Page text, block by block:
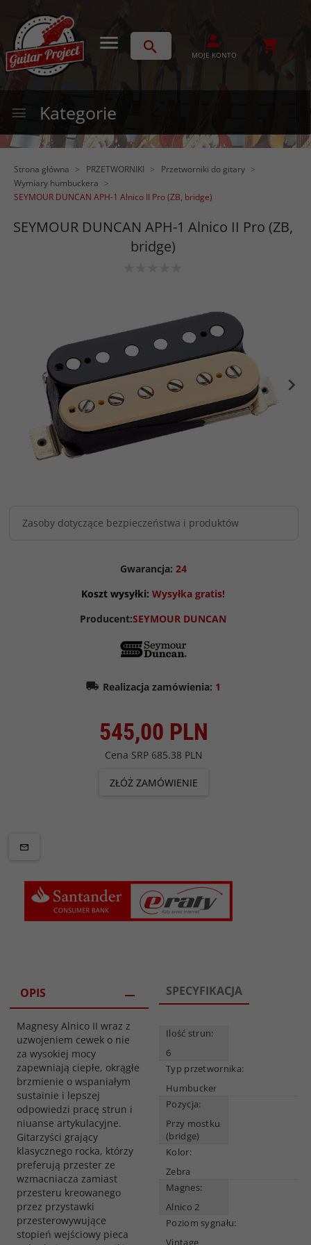
MOJE KONTO
Kategorie
Strona główna PRZETWORNIKI
Przetworniki do gitary
Wymiary humbuckera
SEYMOUR DUNCAN APH-1 Alnico II Pro (ZB, bridge)
SEYMOUR DUNCAN APH-1 Alnico II Pro (ZB,
bridge)
Zasoby dotyczące bezpieczeństwa i produktów
Gwarancja: 24
Koszt wysyłki: Wysyłka gratis!
Producent:SEYMOUR DUNCAN
Realizacja zamówienia: 1
545,00 PLN
Cena SRP 685.38 PLN
ZŁÓŻ ZAMÓWIENIE
OPIS
Magnesy Alnico II wraz z
uzwojeniem cewek o nie
za wysokiej mocy
zapewniają ciepłe, okrągłe
brzmienie o wspaniałym
sustainie i lepszej
odpowiedzi pracę strun i
niuanse artykulacyjne.
Gitarzyści grający
klasycznego rocka, którzy
preferują przester ze
wzmacniacza zamiast
przesteru kreowanego
przez przystawki
przesterowywujące
stopień wejściowy pieca
SPECYFIKACJA
Ilość strun:
6
Typ przetwornika:
Humbucker
Pozycja:
Przy mostku
(bridge)
Kolor:
Zebra
Magnes:
Alnico 2
Poziom sygnału:
Vintage